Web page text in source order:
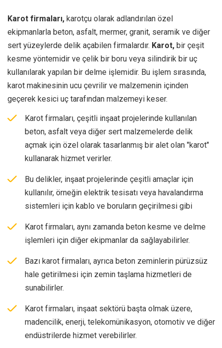
Karot firmaları, karotçu olarak adlandırılan özel
ekipmanlarla beton, asfalt, mermer, granit, seramik ve diğer
sert yüzeylerde delik açabilen firmalardır. Karot, bir çeşit
kesme yöntemidir ve çelik bir boru veya silindirik bir uç
kullanılarak yapılan bir delme işlemidir. Bu işlem sırasında,
karot makinesinin ucu çevrilir ve malzemenin içinden
geçerek kesici uç tarafından malzemeyi keser.
Karot firmaları, çeşitli inşaat projelerinde kullanılan
beton, asfalt veya diğer sert malzemelerde delik
açmak için özel olarak tasarlanmış bir alet olan "karot"
kullanarak hizmet verirler.
Bu delikler, inşaat projelerinde çeşitli amaçlar için
kullanılır, örneğin elektrik tesisatı veya havalandırma
sistemleri için kablo ve boruların geçirilmesi gibi
Karot firmaları, aynı zamanda beton kesme ve delme
işlemleri için diğer ekipmanlar da sağlayabilirler.
Bazı karot firmaları, ayrıca beton zeminlerin pürüzsüz
hale getirilmesi için zemin taşlama hizmetleri de
sunabilirler.
Karot firmaları, inşaat sektörü başta olmak üzere,
madencilik, enerji, telekomünikasyon, otomotiv ve diğer
endüstrilerde hizmet verebilirler.